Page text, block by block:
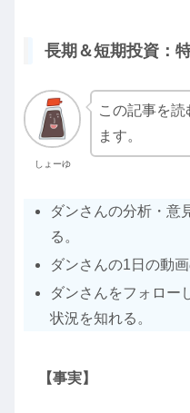
長期＆短期投資：特
しょーゆ
この記事を読
ます。
ダンさんの分析・意
る。
ダンさんの1日の動
ダンさんをフォロー
状況を知れる。
【事実】